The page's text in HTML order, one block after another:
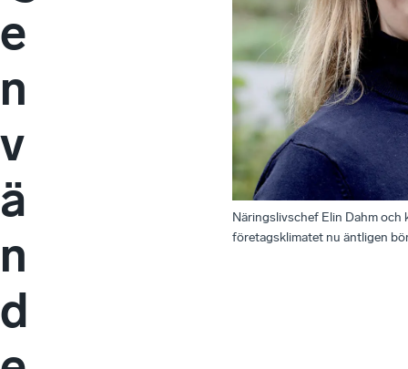
e
n
v
ä
n
d
Näringslivschef Elin Dahm
företagsklimatet nu äntligen